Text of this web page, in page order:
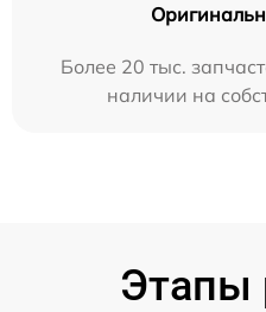
Более 20 тыс.
наличии на
Этапы